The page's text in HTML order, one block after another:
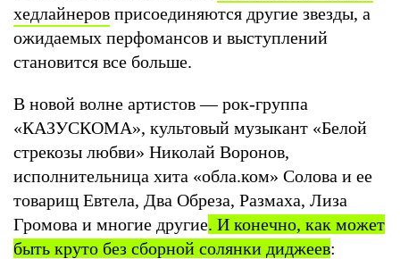
хедлайнеров присоединяются другие звезды, а
ожидаемых перфомансов и выступлений
становится все больше.
В новой волне артистов — рок-группа
«КАЗУСКОМА», культовый музыкант «Белой
стрекозы любви» Николай Воронов,
исполнительница хита «обла.ком» Солова и ее
товарищ Евтела, Два Обреза, Размаха, Лиза
Громова и многие другие. И конечно, как может
быть круто без сборной солянки диджеев: